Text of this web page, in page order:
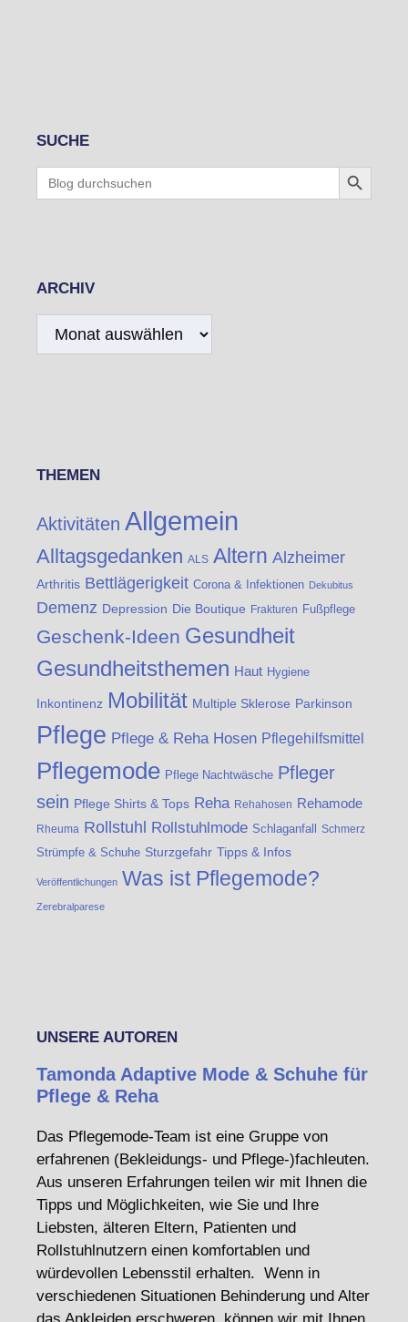
SUCHE
for:
Search Button
ARCHIV
Archiv
THEMEN
Aktivitäten Allgemein
Alltagsgedanken ALS Altern Alzheimer
Arthritis Bettlägerigkeit Corona & Infektionen Dekubitus
Demenz Depression Die Boutique Frakturen Fußpflege
Geschenk-Ideen Gesundheit
Gesundheitsthemen Haut Hygiene
Inkontinenz Mobilität Multiple Sklerose Parkinson
Pflege Pflege & Reha Hosen Pflegehilfsmittel
Pflegemode Pflege Nachtwäsche Pfleger
sein Pflege Shirts & Tops Reha Rehahosen Rehamode
Rheuma Rollstuhl Rollstuhlmode Schlaganfall Schmerz
Strümpfe & Schuhe Sturzgefahr Tipps & Infos
Veröffentlichungen Was ist Pflegemode?
Zerebralparese
UNSERE AUTOREN
Tamonda Adaptive Mode & Schuhe für
Pflege & Reha
Das Pflegemode-Team ist eine Gruppe von
erfahrenen (Bekleidungs- und Pflege-)fachleuten.
Aus unseren Erfahrungen teilen wir mit Ihnen die
Tipps und Möglichkeiten, wie Sie und Ihre
Liebsten, älteren Eltern, Patienten und
Rollstuhlnutzern einen komfortablen und
würdevollen Lebensstil erhalten. Wenn in
verschiedenen Situationen Behinderung und Alter